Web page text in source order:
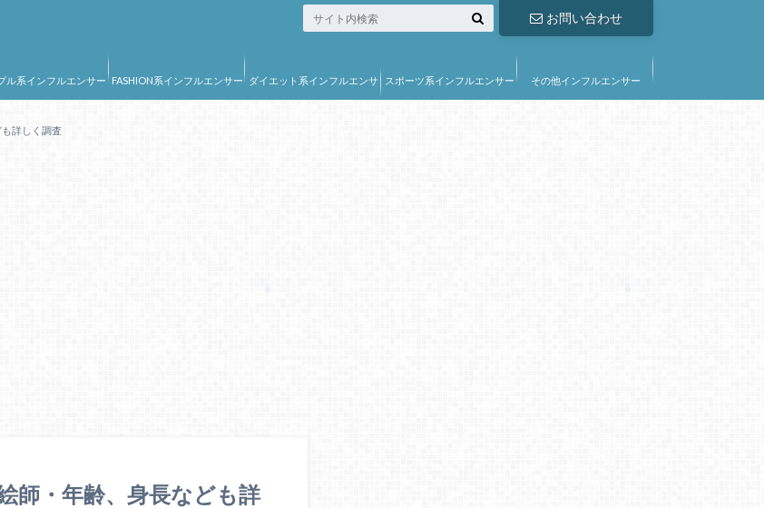
お問い合わせ
ル系インフルエンサー FASHION系インフルエンサー ダイエット系インフルエンサ スポーツ系インフルエンサー その他インフルエンサー
詳しく調査
師・年齢、身長なども詳